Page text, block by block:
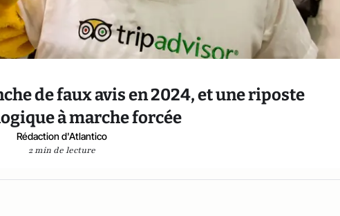
de faux avis en 2024, et une riposte
à marche forcée
Rédaction d'Atlantico
2 min de lecture